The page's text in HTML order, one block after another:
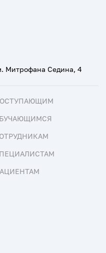
Митрофана Седина, 4